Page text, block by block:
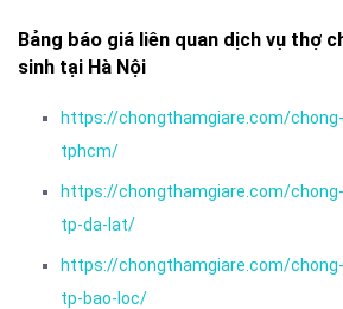
Bảng báo giá liên quan dịch vụ thợ
sinh tại Hà Nội
https://chongthamgiare.com/
tphcm/
https://chongthamgiare.com/
tp-da-lat/
https://chongthamgiare.com/
tp-bao-loc/